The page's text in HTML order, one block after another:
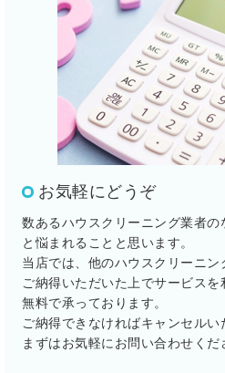
お気軽にどうぞ
数あるハウスクリーニング業者の
と悩まれることと思います。
当店では、他のハウスクリーニ
ご納得いただいた上でサービス
無料で承っております。
ご納得できなければキャンセルい
まずはお気軽にお問い合わせくだ